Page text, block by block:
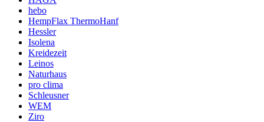
hebo
HempFlax ThermoHanf
Hessler
Isolena
Kreidezeit
Leinos
Naturhaus
pro clima
Schleusner
WEM
Ziro